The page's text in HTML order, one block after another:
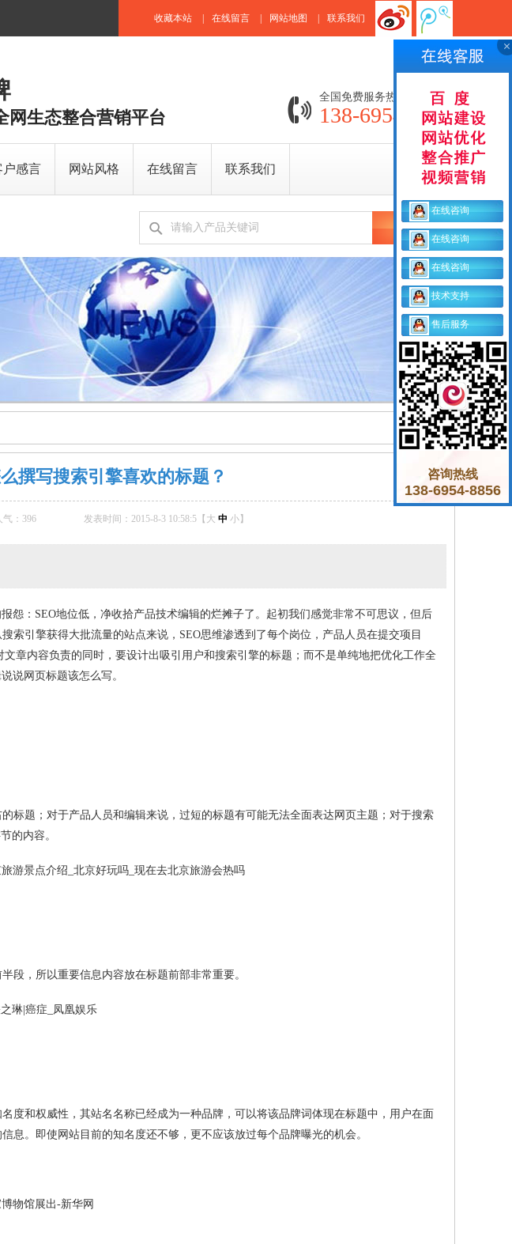
收藏本站 在线留言 网站地图 联系我们
网生态整合营销平台
全国免费服务热线：
138-6954-8856
户感言 网站风格 在线留言 联系我们
撰写搜索引擎喜欢的标题？
气： 396 发表时间：2015-8-3 10:58:5【 大 中 小】
怨：SEO地位低，净收拾产品技术编辑的烂摊子了。起初我们感觉非常不可思议，但后
索引擎获得大批流量的站点来说，SEO思维渗透到了每个岗位，产品人员在提交项目
章内容负责的同时，要设计出吸引用户和搜索引擎的标题；而不是单纯地把优化工作全
说网页标题该怎么写。
题；对于产品人员和编辑来说，过短的标题有可能无法全面表达网页主题；对于搜索
的内容。
景点介绍_北京好玩吗_现在去北京旅游会热吗
，所以重要信息内容放在标题前部非常重要。
琳|癌症_凤凰娱乐
和权威性，其站名名称已经成为一种品牌，可以将该品牌词体现在标题中，用户在面
息。即使网站目前的知名度还不够，更不应该放过每个品牌曝光的机会。
物馆展出-新华网
在线咨询
在线咨询
在线咨询
技术支持
售后服务
咨询热线
138-6954-8856